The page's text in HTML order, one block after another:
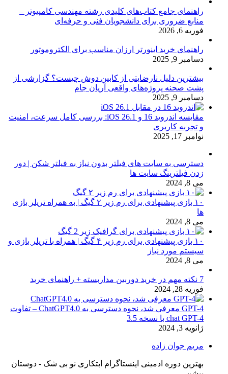
راهنمای جامع کتاب‌های کلیدی رشته مهندسی کامپیوتر –
منابع ضروری برای دانشجویان فنی و حرفه‌ای
فوریه 6, 2026
راهنمای خرید اینورتر ارزان مناسب برای الکتروموتور
دسامبر 9, 2025
بیشترین دلیل نارضایتی از کابین دوش چیست؟ گزارشی از
پشت صحنه پروژه‌های واقعی آریان جام
دسامبر 9, 2025
مقایسه اندروید 16 و iOS 26.1: بررسی کامل سرعت، امنیت
و تجربه کاربری
نوامبر 17, 2025
دسترسی به سایت های فیلتر بدون نیاز به فیلتر شکن | دور
زدن فیلترینگ سایت ها
می 8, 2024
۱۰ بازی پیشنهادی برای رم زیر ۲ گیگ | به همراه تریلر بازی
ها
می 8, 2024
۱۰ بازی پیشنهادی برای رم زیر ۴ گیگ | همراه با تریلر بازی و
سیستم مورد نیاز
می 8, 2024
7 نکته مهم در خرید دوربین مداربسته + راهنمای خرید
فوریه 28, 2024
GPT-4 معرفی شد، نحوه دسترسی به ChatGPT4.0 – تفاوت
chat GPT-4 با نسخه 3.5
ژانویه 3, 2024
مریم جوان زاده
بهترین دوره ادمینی اینستاگرام ابتکاری نو بی شک - دوستان